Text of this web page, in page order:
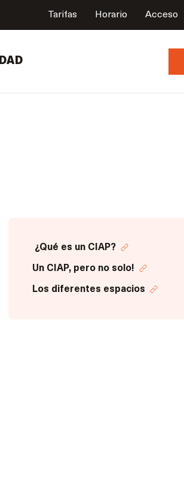
Tarifas Horario Acceso
¿Qué es un CIAP?
Un CIAP, pero no solo!
Los diferentes espacios